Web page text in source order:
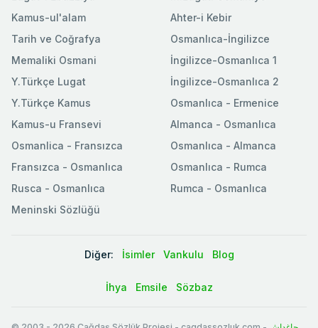
Kamus-ul'alam
Tarih ve Coğrafya
Memaliki Osmani
Y.Türkçe Lugat
Y.Türkçe Kamus
Ahter-i Kebir
Osmanlıca-İngilizce
İngilizce-Osmanlıca 1
İngilizce-Osmanlıca 2
Osmanlıca - Ermenice
Kamus-u Fransevi
Osmanlica - Fransızca
Fransızca - Osmanlıca
Rusca - Osmanlıca
Meninski Sözlüğü
Almanca - Osmanlıca
Osmanlıca - Almanca
Osmanlıca - Rumca
Rumca - Osmanlıca
Diğer: İsimler Vankulu Blog
İhya Emsile Sözbaz